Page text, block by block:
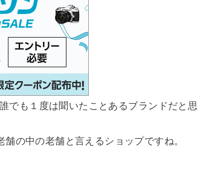
誰でも１度は聞いたことあるブランドだと思
の中の老舗と言えるショップですね。